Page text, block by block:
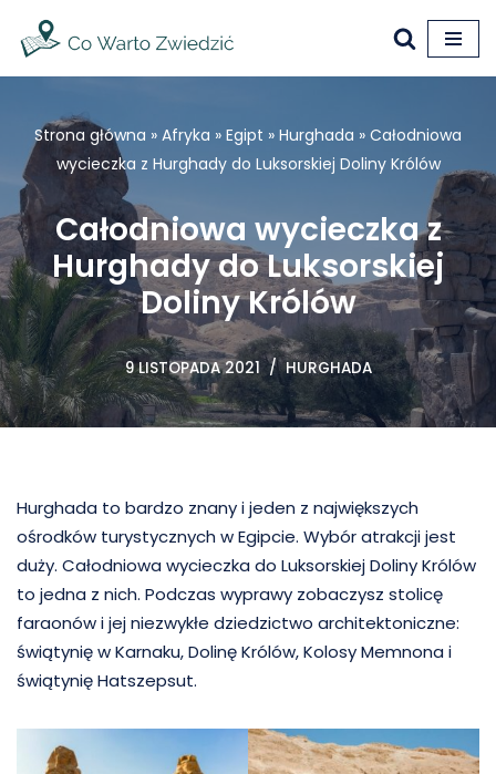
Przejdź
treści
Strona główna » Afryka » Egipt » Hurghada » Całodniowa
wycieczka z Hurghady do Luksorskiej Doliny Królów
Całodniowa wycieczka z
Hurghady do Luksorskiej
Doliny Królów
9 LISTOPADA 2021 HURGHADA
Hurghada to bardzo znany i jeden z największych
ośrodków turystycznych w Egipcie. Wybór atrakcji jest
duży. Całodniowa wycieczka do Luksorskiej Doliny Królów
to jedna z nich. Podczas wyprawy zobaczysz stolicę
faraonów i jej niezwykłe dziedzictwo architektoniczne:
świątynię w Karnaku, Dolinę Królów, Kolosy Memnona i
świątynię Hatszepsut.